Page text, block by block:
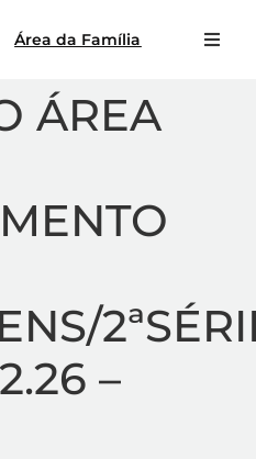
Área da Família
ÁREA
–